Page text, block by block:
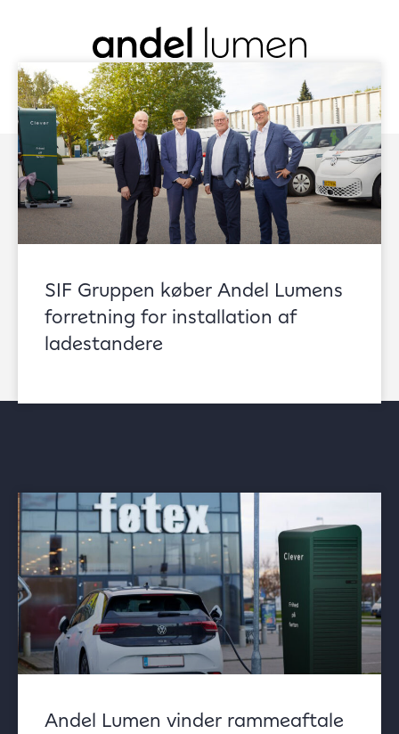
FEJLMELD
Filter nyheder:
SIF Gruppen køber Andel Lumens
forretning for installation af
ladestandere
Andel Lumen vinder rammeaftale